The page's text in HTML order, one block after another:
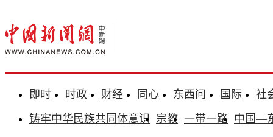
即时 时政 财经 同心 东西问 国际
社
铸牢中华民族共同体意识 宗教 一带一路 中国—